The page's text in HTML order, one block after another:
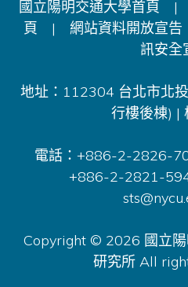
國立陽明交通大學首頁 |
頁 | 網站資料開放宣告
訊安全
地址：112304 台北市北
行樓後棟) |
電話：+886-2-2826-
+886-2-2821-
Copyright © 2026 國立
研究所 All